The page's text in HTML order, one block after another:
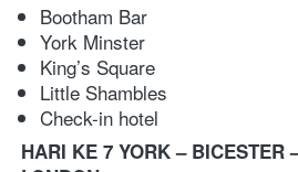
Bootham Bar
York Minster
King’s Square
Little Shambles
Check-in hotel
HARI KE 7 YORK – BICESTER